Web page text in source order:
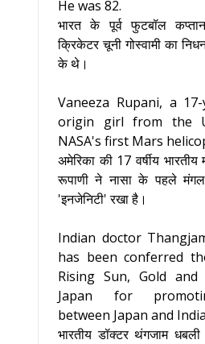
He was 82.
भारत के पूर्व फुटबॉल
क्रिकेटर चूनी गोस्वामी का
के थे।
Vaneeza Rupani, a
origin girl from the
NASA's first Mars
अमेरिका की 17 वर्षीय
रूपाणी ने नासा के पहले मंगल
'इनजेनिटी' रखा है।
Indian doctor
has been conferred
Rising Sun, Gold
Japan for
between Japan and
भारतीय डॉक्टर थंगजाम